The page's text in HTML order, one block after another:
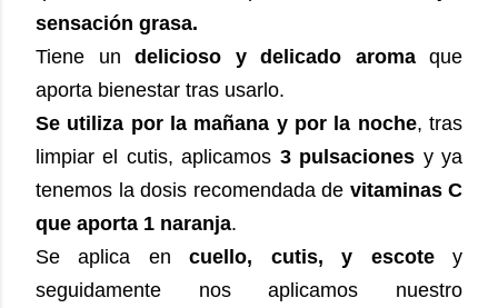
sensación grasa.
Tiene un delicioso y delicado aromaque
aporta bienestar tras usarlo.
Se utiliza por la mañana y por la noche, tras
limpiar el cutis, aplicamos 3 pulsaciones y ya
tenemos la dosis recomendada de vitaminas C
que aporta 1 naranja.
Se aplica encuello, cutis, y escotey
seguidamente nos aplicamos nuestro